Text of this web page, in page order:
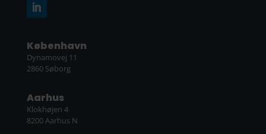
København
Dynamovej 11
2860 Søborg
Aarhus
Klokhøjen 4
8200 Aarhus N